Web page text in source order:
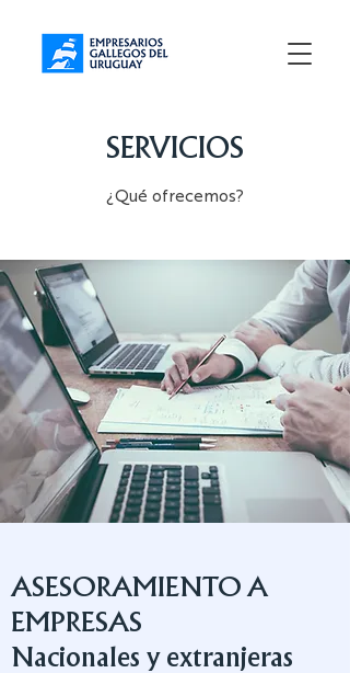
SERVICIOS
¿Qué ofrecemos?
ASESORAMIENTO A
EMPRESAS
Nacionales y extranjeras